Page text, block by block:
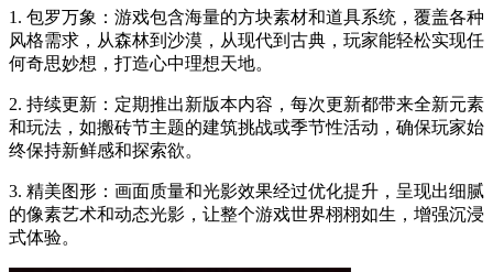
1. 包罗万象：游戏包含海量的方块素材和道具系统，覆盖各种
风格需求，从森林到沙漠，从现代到古典，玩家能轻松实现任
何奇思妙想，打造心中理想天地。
2. 持续更新：定期推出新版本内容，每次更新都带来全新元素
和玩法，如搬砖节主题的建筑挑战或季节性活动，确保玩家始
终保持新鲜感和探索欲。
3. 精美图形：画面质量和光影效果经过优化提升，呈现出细腻
的像素艺术和动态光影，让整个游戏世界栩栩如生，增强沉浸
式体验。